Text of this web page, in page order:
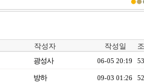
작성자 작성일
광성사 06-05 20:19
방하 09-03 01:26